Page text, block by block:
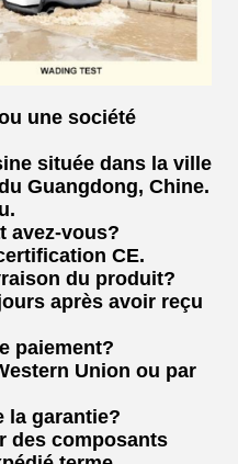
une société
située dans la ville
Guangdong, Chine.
avez-vous?
CE.
du produit?
après avoir reçu
paiement?
Union ou par
la garantie?
des composants